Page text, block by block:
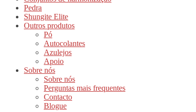
Pedra
Shungite Elite
Outros produtos
Pó
Autocolantes
Azulejos
Apoio
Sobre nós
Sobre nós
Perguntas mais frequentes
Contacto
Blogue